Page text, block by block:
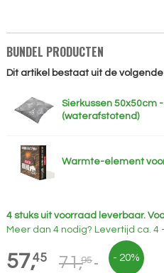
BUNDEL PRODUCTEN
Dit artikel bestaat uit de
Sierkussen 50x50cm
(waterafstotend)
Warmte-element
4 stuks uit voorraad leverbaar.
Meer dan 4 nodig? Levertijd ca. 4
57,45 71,95 - 20%